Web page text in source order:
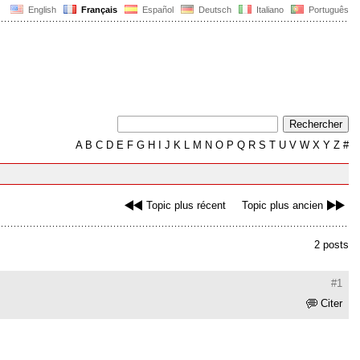
English Français Español Deutsch Italiano Português
AB C D E F G H J K L M N O P Q R S T U V W X Y Z #
Topic plus récent Topic plus ancien
2 posts
#1
Citer